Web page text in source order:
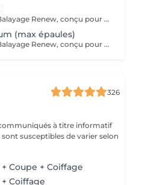
Offrez-vous notre nouveau service Balayage Renew, conçu pour vous sublimer . -Diagnostic personnalisé : Nos experts analysent votre type de cheveux, votre couleur et vos besoins spécifiques. -Technique de balayage sur mesure : Nous appliquons un balayage adapté à votre chevelure pour un résultat naturel, lumineux et sur-mesure, en parfaite harmonie avec votre teint et vos préférences. -Reconstruction profonde : Après la coloration, vos cheveux profitent d'un soin de reconstruction intense pour renforcer et hydrater chaque mèche, redonnant souplesse et brillance à votre chevelure. -Coupe et coiffage personnalisés : Une coupe et un coiffage final et à votre style, viennent sublimer votre nouveau look. -Conseils de routine à domicile "Le tarif peut faire l'objet d'un supplément personnalisé en fonction de la technique, du temps nécessaire, de la longueur et de l'épaisseur des cheveux. Un devis précis vous sera proposé lors du diagnostic en début de rendez-vous."
(max épaules)
Offrez-vous notre nouveau service Balayage Renew, conçu pour vous sublimer . -Diagnostic personnalisé : Nos experts analysent votre type de cheveux, votre couleur et vos besoins spécifiques. -Technique de balayage sur mesure : Nous appliquons un balayage adapté à votre chevelure pour un résultat naturel, lumineux et sur-mesure, en parfaite harmonie avec votre teint et vos préférences. -Reconstruction profonde : Après la coloration, vos cheveux profitent d'un soin de reconstruction intense pour renforcer et hydrater chaque mèche, redonnant souplesse et brillance à votre chevelure. -Coupe et coiffage personnalisés : Une coupe et un coiffage final et à votre style, viennent sublimer votre nouveau look. -Conseils de routine à domicile "Le tarif peut faire l'objet d'un supplément personnalisé en fonction de la technique, du temps nécessaire, de la longueur et de l'épaisseur des cheveux. Un devis précis vous sera proposé lors du diagnostic en début de rendez-vous."
326
à titre informatif
susceptibles de varier selon
Coupe + Coiffage
Coiffage